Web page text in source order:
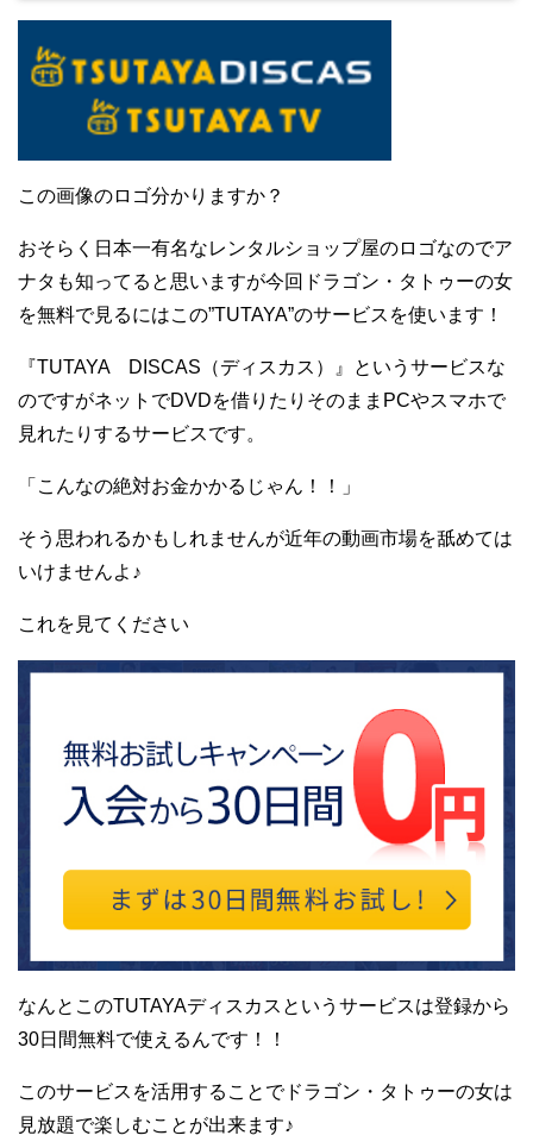
この画像のロゴ分かりますか？
おそらく日本一有名なレンタルショップ屋のロゴなのでア
ナタも知ってると思いますが今回ドラゴン・タトゥーの女
を無料で見るにはこの”TUTAYA”のサービスを使います！
『TUTAYA DISCAS（ディスカス）』というサービスな
のですがネットでDVDを借りたりそのままPCやスマホで
見れたりするサービスです。
「こんなの絶対お金かかるじゃん！！」
そう思われるかもしれませんが近年の動画市場を舐めては
いけませんよ♪
これを見てください
なんとこのTUTAYAディスカスというサービスは登録から
30日間無料で使えるんです！！
このサービスを活用することでドラゴン・タトゥーの女は
見放題で楽しむことが出来ます♪